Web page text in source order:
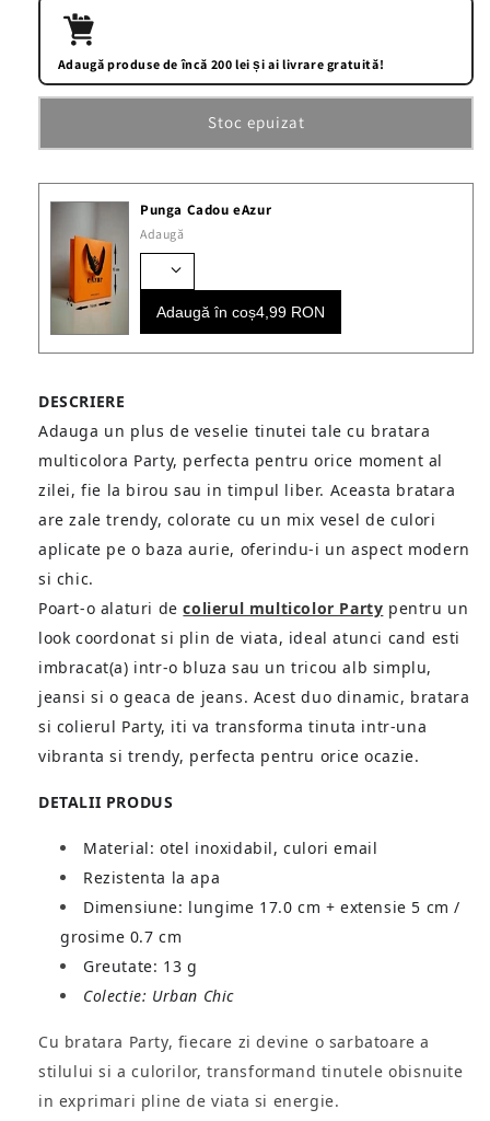
Bratara
multicolora
Party
Party
Adaugă produse de încă 200 lei și ai livrare gratuită!
Stoc epuizat
Punga Cadou eAzur
Adaugă
Adaugă în coș4,99 RON
DESCRIERE
Adauga un plus de veselie tinutei tale cu bratara
multicolora Party, perfecta pentru orice moment al
zilei, fie la birou sau in timpul liber. Aceasta bratara
are zale trendy, colorate cu un mix vesel de culori
aplicate pe o baza aurie, oferindu-i un aspect modern
si chic.
Poart-o alaturi decolierul multicolor Party pentru un
look coordonat si plin de viata, ideal atunci cand esti
imbracat(a) intr-o bluza sau un tricou alb simplu,
jeansi si o geaca de jeans. Acest duo dinamic, bratara
si colierul Party, iti va transforma tinuta intr-una
vibranta si trendy, perfecta pentru orice ocazie.
DETALII PRODUS
Material: otel inoxidabil, culori email
Rezistenta la apa
Dimensiune: lungime 17.0 cm + extensie 5 cm /
grosime 0.7 cm
Greutate: 13 g
Colectie: Urban Chic
Cu bratara Party, fiecare zi devine o sarbatoare a
stilului si a culorilor, transformand tinutele obisnuite
in exprimari pline de viata si energie.